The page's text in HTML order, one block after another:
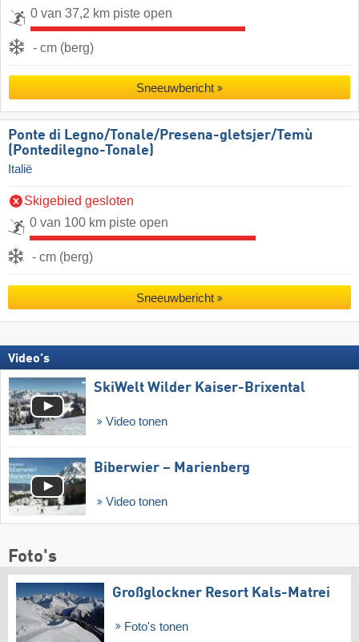
0 van 37,2 km piste open
- cm (berg)
Sneeuwbericht
Ponte di Legno/​​Tonale/​​Presena-gletsjer/​​Temù
(Pontedilegno-Tonale)
Italië
Skigebied gesloten
0 van 100 km piste open
- cm (berg)
Sneeuwbericht
Video's
SkiWelt Wilder Kaiser-Brixental
Video tonen
Biberwier – Marienberg
Video tonen
Foto's
Großglockner Resort Kals-Matrei
Foto's tonen